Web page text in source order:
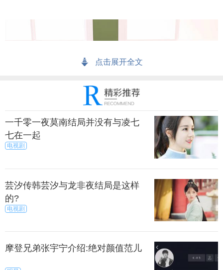
点击展开全文
一千零一夜莫南结局并没有与凌七
七在一起
电视剧
芸汐传韩芸汐与龙非夜结局是这样
的?
电视剧
摩登兄弟张宇宁介绍:绝对颜值范儿